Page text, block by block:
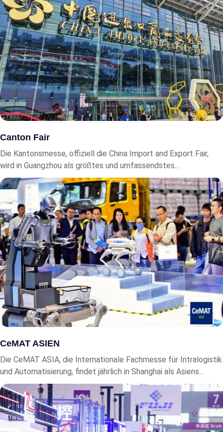
Canton Fair
Die Kantonsmesse, offiziell die China Import and Export Fair,
wird in Guangzhou als größtes und umfassendstes
internationales Handelsereignis Chinas, bekannt für seine
unvergleichliche Skala, vollindustry-Kettenabdeckung und Rolle
als lebenswichtiges Barometer des globalen Handels und der
chinesischen Produktionsprowess.
CeMAT ASIEN
Die CeMAT ASIA, die Internationale Fachmesse für Intralogistik
und Automatisierung, findet jährlich in Shanghai als Asiens
führender Fachmesse für Materialhandling und Supply-Chain-
Lösungen statt, die sich durch ihren hochmodernen Fokus auf
intelligente Logistik, Robotikintegration und End-to-End-
Systemautomatisierung auszeichnet.